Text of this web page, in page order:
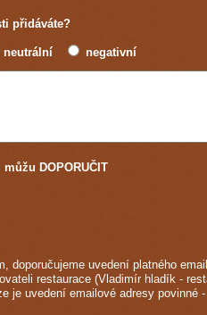
přidáváte?
neutrální negativní
DOPORUČIT
doporučujeme uvedení platného
restaurace (Vladimír hladík -
je uvedení emailové adresy povinné